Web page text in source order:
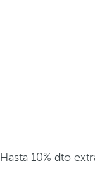
Hasta 10% dto